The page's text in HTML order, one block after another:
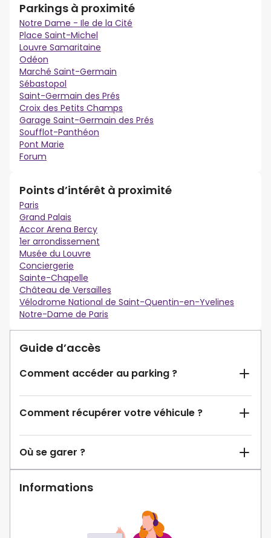
Parkings à proximité
Notre Dame - Ile de la Cité
Place Saint-Michel
Louvre Samaritaine
Odéon
Marché Saint-Germain
Sébastopol
Saint-Germain des Prés
Croix des Petits Champs
Garage Saint-Germain des Prés
Soufflot-Panthéon
Pont Marie
Forum
Points d’intérêt à proximité
Paris
Grand Palais
Accor Arena Bercy
1er arrondissement
Musée du Louvre
Conciergerie
Sainte-Chapelle
Château de Versailles
Vélodrome National de Saint-Quentin-en-Yvelines
Notre-Dame de Paris
Guide d’accès
Comment accéder au parking ?
Comment récupérer votre véhicule ?
Où se garer ?
Informations